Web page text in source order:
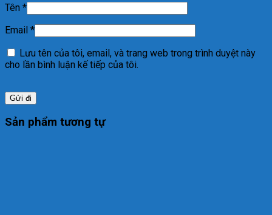
Tên *
Email *
Lưu tên của tôi, email, và trang web trong trình duyệt này
cho lần bình luận kế tiếp của tôi.
Sản phẩm tương tự